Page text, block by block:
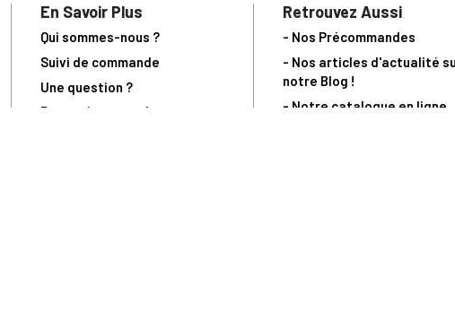
En Savoir Plus
Qui sommes-nous ?
Suivi de commande
Une question ?
Recevoir un catalogue
Retrouvez Aussi
- Nos Précommandes
- Nos articles d'actualité
notre Blog !
- Notre catalogue en ligne